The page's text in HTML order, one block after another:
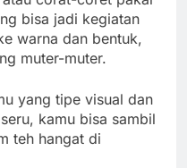
bisa jadi kegiatan
warna dan bentuk,
muter-muter.
yang tipe visual dan
kamu bisa sambil
teh hangat di